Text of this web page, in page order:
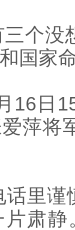
个没
国家
日
萍将
里谨
肃